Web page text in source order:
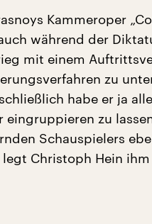
Kammeroper
während der
mit einem
zu
habe er ja
zu
Schauspielers
Christoph Hein